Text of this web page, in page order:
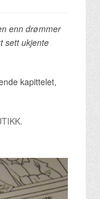
enn drømmer
sett ukjente
kapittelet,